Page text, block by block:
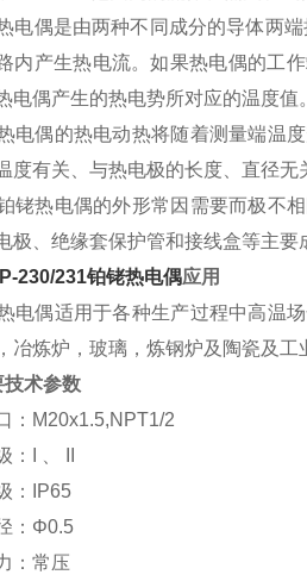
电偶是由两种不同成分的导体两
内产生热电流。如果热电偶的工
电偶产生的热电势所对应的温度值。
电偶的热电动热将随着测量端温
度有关、与热电极的长度、直径无
铑热电偶的外形常因需要而极不
极、绝缘套保护管和接线盒等主要
230/231铂铑热电偶应用
电偶适用于各种生产过程中高温
冶炼炉，玻璃，炼钢炉及陶瓷及工
技术参数
：M20x1.5,NPT1/2
：I 、 II
：IP65
：Φ0.5
：常压